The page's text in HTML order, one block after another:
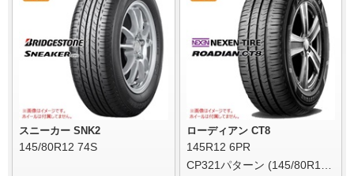
スニーカー SNK2
145/80R12 74S
ローディアン CT8
145R12 6PR
CP321パターン (145/80R12